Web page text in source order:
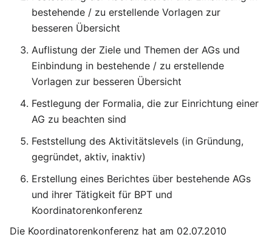
bestehende / zu erstellende Vorlagen zur
besseren Übersicht
Auflistung der Ziele und Themen der AGs und
Einbindung in bestehende / zu erstellende
Vorlagen zur besseren Übersicht
Festlegung der Formalia, die zur Einrichtung einer
AG zu beachten sind
Feststellung des Aktivitätslevels (in Gründung,
gegründet, aktiv, inaktiv)
Erstellung eines Berichtes über bestehende AGs
und ihrer Tätigkeit für BPT und
Koordinatorenkonferenz
Die Koordinatorenkonferenz hat am 02.07.2010